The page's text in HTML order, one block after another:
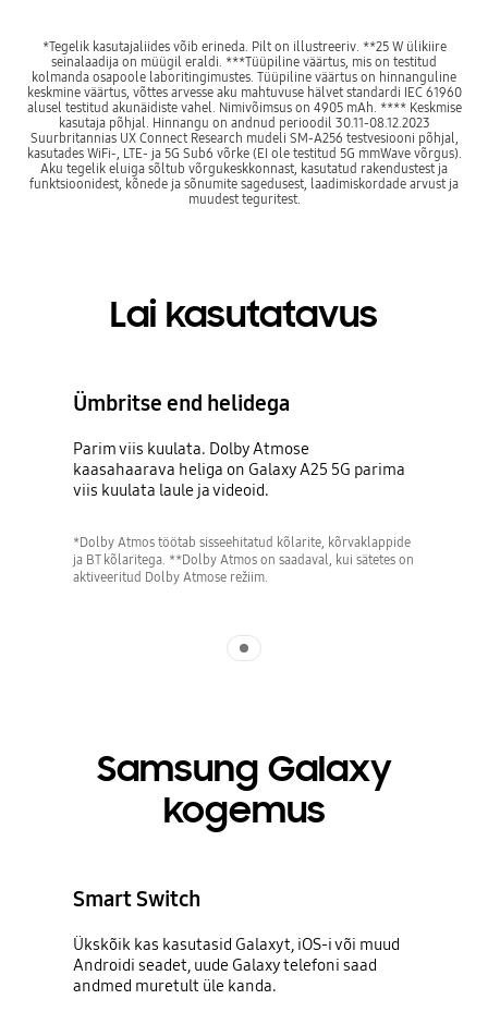
*Tegelik kasutajaliides võib erineda. Pilt on illustreeriv. **25 W ülikiire
seinalaadija on müügil eraldi. ***Tüüpiline väärtus, mis on testitud
kolmanda osapoole laboritingimustes. Tüüpiline väärtus on hinnanguline
keskmine väärtus, võttes arvesse aku mahtuvuse hälvet standardi IEC 61960
alusel testitud akunäidiste vahel. Nimivõimsus on 4905 mAh. **** Keskmise
kasutaja põhjal. Hinnangu on andnud perioodil 30.11-08.12.2023
Suurbritannias UX Connect Research mudeli SM-A256 testvesiooni põhjal,
kasutades WiFi-, LTE- ja 5G Sub6 võrke (EI ole testitud 5G mmWave võrgus).
Aku tegelik eluiga sõltub võrgukeskkonnast, kasutatud rakendustest ja
funktsioonidest, kõnede ja sõnumite sagedusest, laadimiskordade arvust ja
muudest teguritest.
Lai kasutatavus
Ümbritse end helidega
Parim viis kuulata. Dolby Atmose
kaasahaarava heliga on Galaxy A25 5G parima
viis kuulata laule ja videoid.
*Dolby Atmos töötab sisseehitatud kõlarite, kõrvaklappide
ja BT kõlaritega. **Dolby Atmos on saadaval, kui sätetes on
aktiveeritud Dolby Atmose režiim.
Samsung Galaxy
kogemus
Smart Switch
Ükskõik kas kasutasid Galaxyt, iOS-i või muud
Androidi seadet, uude Galaxy telefoni saad
andmed muretult üle kanda.